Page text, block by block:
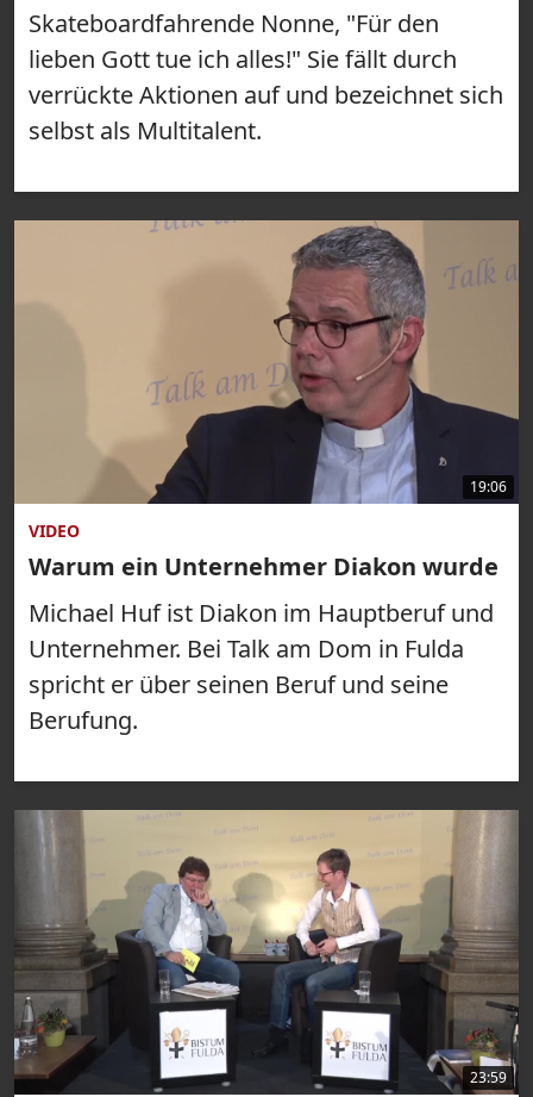
Skateboardfahrende Nonne, "Für den
lieben Gott tue ich alles!" Sie fällt durch
verrückte Aktionen auf und bezeichnet sich
selbst als Multitalent.
19:06
VIDEO
Warum ein Unternehmer Diakon wurde
Michael Huf ist Diakon im Hauptberuf und
Unternehmer. Bei Talk am Dom in Fulda
spricht er über seinen Beruf und seine
Berufung.
23:59